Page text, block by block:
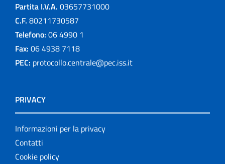
Partita I.V.A. 03657731000
C.F. 80211730587
Telefono: 06 4990 1
Fax: 06 4938 7118
PEC: protocollo.centrale@pec.iss.it
PRIVACY
Informazioni per la privacy
Contatti
Cookie policy